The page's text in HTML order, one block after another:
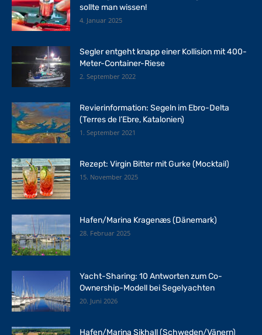
sollte man wissen!
4. Januar 2025
Segler entgeht knapp einer Kollision mit 400-
Meter-Container-Riese
2. September 2022
Revierinformation: Segeln im Ebro-Delta
(Terres de l’Ebre, Katalonien)
1. September 2021
Rezept: Virgin Bitter mit Gurke (Mocktail)
15. November 2025
Hafen/Marina Kragenæs (Dänemark)
28. Februar 2025
Yacht-Sharing: 10 Antworten zum Co-
Ownership-Modell bei Segelyachten
20. Juni 2026
Hafen/Marina Sikhall (Schweden/Vänern)